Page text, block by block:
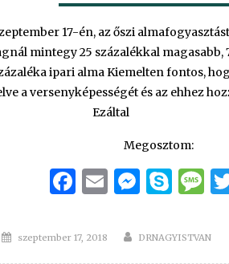
17-én, az őszi
mintegy 25 százalékkal
ipari alma Kiemelten fontos,
a versenyképességét és az ehhez
Ezáltal
Megosztom:
Facebook
Email
Posted
szeptember 17, 2018 Author
DRNAGYISTVAN